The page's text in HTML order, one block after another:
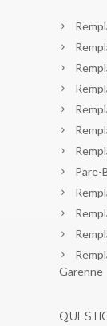
Pare-
Garenne